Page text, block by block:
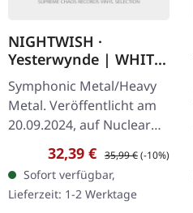
NIGHTWISH ·
Yesterwynde | WHITE
2LP
Symphonic Metal/Heavy
Metal. Veröffentlicht am
20.09.2024, auf Nuclear
Blast Records. Weißes
Doppel-Vinyl im Gatefold-
Cover. Nightwish kehren
mit…
Verkaufspreis:
32,39 € Regulärer Preis:
35,99 €(-10%)
Sofort verfügbar,
Lieferzeit: 1-2 Werktage